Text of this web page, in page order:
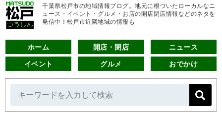
千葉県松戸市の地域情報ブログ。地元に根づいたローカルなニ
ュース・イベント・グルメ・お店の開店閉店情報などのネタを
発信中！松戸市近隣地域の情報も
ホーム 開店・閉店 ニュース
イベント グルメ おでかけ